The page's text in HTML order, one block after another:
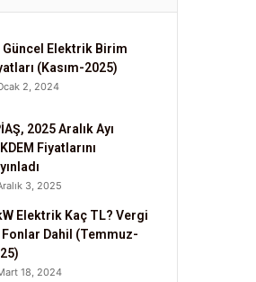
Güncel Elektrik Birim
(Kasım-2025)
2, 2024
2025 Aralık Ayı
Fiyatlarını
3, 2025
Elektrik Kaç TL? Vergi
Fonlar Dahil (Temmuz-
18, 2024